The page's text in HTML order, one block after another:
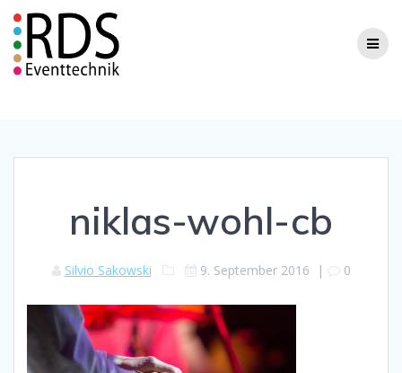
niklas-wohl-cb
Silvio Sakowski 9. September 2016 | 0